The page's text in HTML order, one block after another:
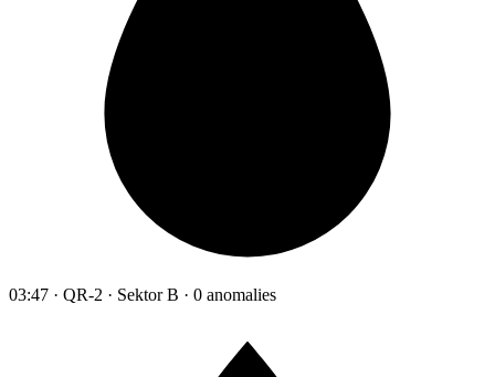
03:47 · QR-2 · Sektor B · 0 anomalies